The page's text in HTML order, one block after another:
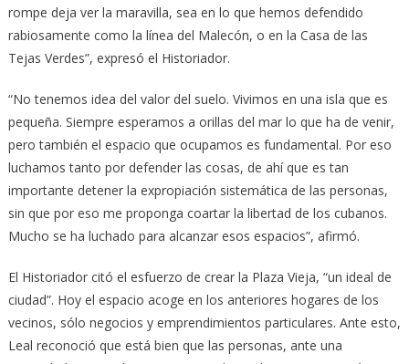
rompe deja ver la maravilla, sea en lo que hemos defendido
rabiosamente como la línea del Malecón, o en la Casa de las
Tejas Verdes”, expresó el Historiador.
“No tenemos idea del valor del suelo. Vivimos en una isla que es
pequeña. Siempre esperamos a orillas del mar lo que ha de venir,
pero también el espacio que ocupamos es fundamental. Por eso
luchamos tanto por defender las cosas, de ahí que es tan
importante detener la expropiación sistemática de las personas,
sin que por eso me proponga coartar la libertad de los cubanos.
Mucho se ha luchado para alcanzar esos espacios”, afirmó.
El Historiador citó el esfuerzo de crear la Plaza Vieja, “un ideal de
ciudad”. Hoy el espacio acoge en los anteriores hogares de los
vecinos, sólo negocios y emprendimientos particulares. Ante esto,
Leal reconoció que está bien que las personas, ante una